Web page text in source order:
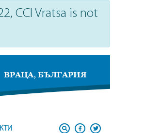
CCI Vratsa is not
ВРАЦА, БЪЛГАРИЯ